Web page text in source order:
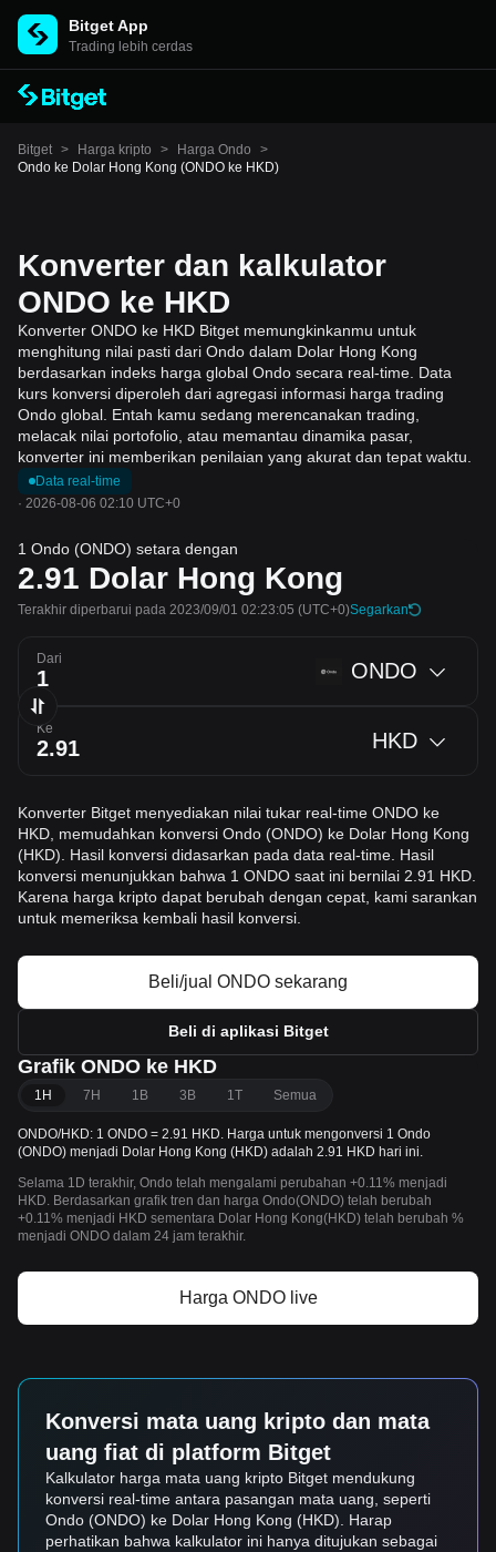
Bitget App
Trading lebih cerdas
Bitget > Harga kripto > Harga Ondo
>
Ondo ke Dolar Hong Kong (ONDO ke HKD)
Konverter dan kalkulator
ONDO ke HKD
Konverter ONDO ke HKD Bitget memungkinkanmu untuk
menghitung nilai pasti dari Ondo dalam Dolar Hong Kong
berdasarkan indeks harga global Ondo secara real-time. Data
kurs konversi diperoleh dari agregasi informasi harga trading
Ondo global. Entah kamu sedang merencanakan trading,
melacak nilai portofolio, atau memantau dinamika pasar,
konverter ini memberikan penilaian yang akurat dan tepat waktu.
Data real-time
· 2026-08-06 02:10 UTC+0
1 Ondo (ONDO) setara dengan
2.91 Dolar Hong Kong
Terakhir diperbarui pada 2023/09/01 02:23:05 (UTC+0)Segarkan
Dari ONDO
Ke HKD
Konverter Bitget menyediakan nilai tukar real-time ONDO ke
HKD, memudahkan konversi Ondo (ONDO) ke Dolar Hong Kong
(HKD). Hasil konversi didasarkan pada data real-time. Hasil
konversi menunjukkan bahwa 1 ONDO saat ini bernilai 2.91 HKD.
Karena harga kripto dapat berubah dengan cepat, kami sarankan
untuk memeriksa kembali hasil konversi.
Beli/jual ONDO sekarang
Beli di aplikasi Bitget
Grafik ONDO ke HKD
1H 7H 1B 3B 1T Semua
ONDO/HKD: 1 ONDO = 2.91 HKD. Harga untuk mengonversi 1 Ondo
(ONDO) menjadi Dolar Hong Kong (HKD) adalah 2.91 HKD hari ini.
Selama 1D terakhir, Ondo telah mengalami perubahan +0.11% menjadi
HKD. Berdasarkan grafik tren dan harga Ondo(ONDO) telah berubah
+0.11% menjadi HKD sementara Dolar Hong Kong(HKD) telah berubah %
menjadi ONDO dalam 24 jam terakhir.
Harga ONDO live
Konversi mata uang kripto dan mata
uang fiat di platform Bitget
Kalkulator harga mata uang kripto Bitget mendukung
konversi real-time antara pasangan mata uang, seperti
Ondo (ONDO) ke Dolar Hong Kong (HKD). Harap
perhatikan bahwa kalkulator ini hanya ditujukan sebagai